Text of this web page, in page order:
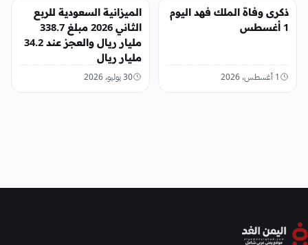
عربي ودولي
ذكرى وفاة الملك فهد اليوم
1 أغسطس
1 أغسطس، 2026
عربي ودولي
الميزانية السعودية للربع
الثاني 2026 مبلغ 338.7
مليار ريال والعجز عند 34.2
مليار ريال
30 يوليو، 2026